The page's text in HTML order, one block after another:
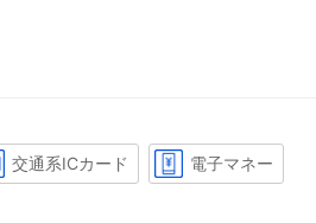
交通系ICカード 電子マネー